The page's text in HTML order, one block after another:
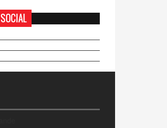
SOCIAL